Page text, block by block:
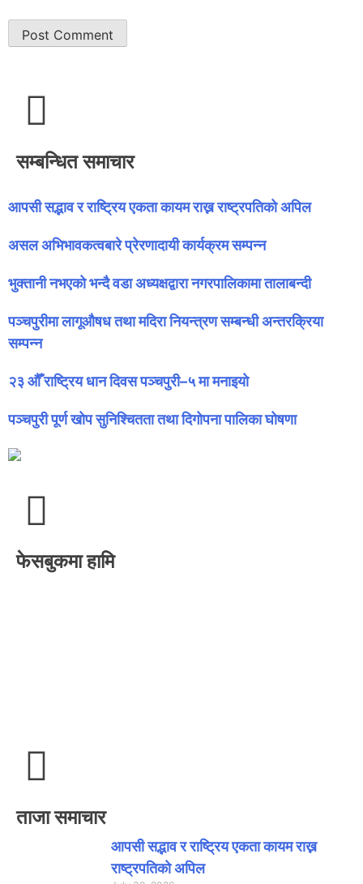
सम्बन्धित समाचार
आपसी सद्भाव र राष्ट्रिय एकता कायम राख्न राष्ट्रपतिको अपिल
असल अभिभावकत्वबारे प्रेरणादायी कार्यक्रम सम्पन्न
भुक्तानी नभएको भन्दै वडा अध्यक्षद्वारा नगरपालिकामा तालाबन्दी
पञ्चपुरीमा लागूऔषध तथा मदिरा नियन्त्रण सम्बन्धी अन्तरक्रिया
सम्पन्न
२३ औँ राष्ट्रिय धान दिवस पञ्चपुरी–५ मा मनाइयाे
पञ्चपुरी पूर्ण खोप सुनिश्चितता तथा दिगोपना पालिका घोषणा
फेसबुकमा हामि
ताजा समाचार
आपसी सद्भाव र राष्ट्रिय एकता कायम राख्न
राष्ट्रपतिको अपिल